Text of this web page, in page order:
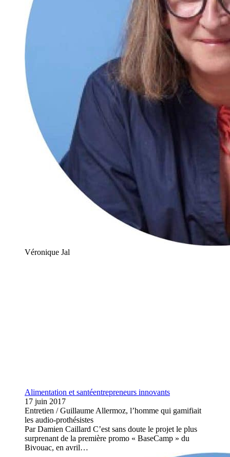
Véronique Jal
Alimentation et santéentrepreneurs innovants
17 juin 2017
Entretien / Guillaume Allermoz, l’homme qui gamifiait
les audio-prothésistes
Par Damien Caillard C’est sans doute le projet le plus
surprenant de la première promo « BaseCamp » du
Bivouac, en avril…